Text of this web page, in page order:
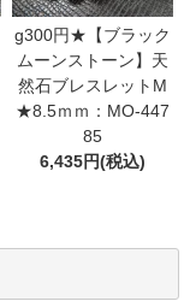
g300円★【ブラック
ムーンストーン】天
然石ブレスレットM
★8.5ｍｍ：MO-447
85
6,435円(税込)